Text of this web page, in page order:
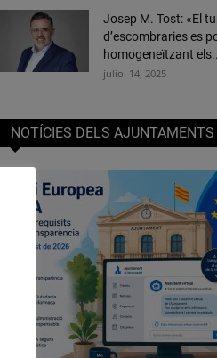
Josep M. Tost: «El
d’escombraries es
homogeneïtzant
juliol 14, 2025
NOTÍCIES DELS AJUNTAMENTS